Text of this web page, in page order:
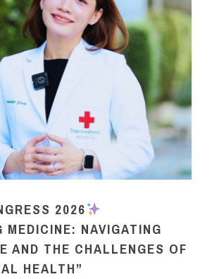
2026
MEDICINE: NAVIGATING
AND THE CHALLENGES OF
HEALTH”